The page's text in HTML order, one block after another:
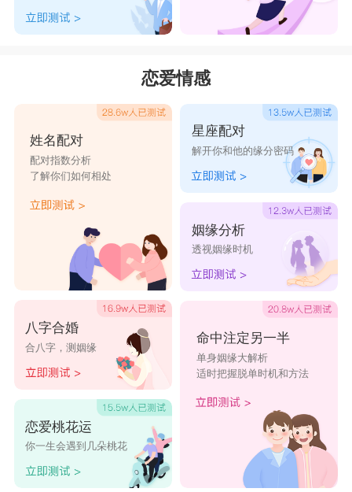
付出
记忆
恋爱情感
姓名配对
配对指数分析
了解你们如何相处
八字合婚
合八字，测姻缘
恋爱桃花运
你一生会遇到几朵桃花
星座配对
解开你和他的缘分密码
姻缘分析
透视姻缘时机
命中注定另一半
单身姻缘大解析
适时把握脱单时机和方法